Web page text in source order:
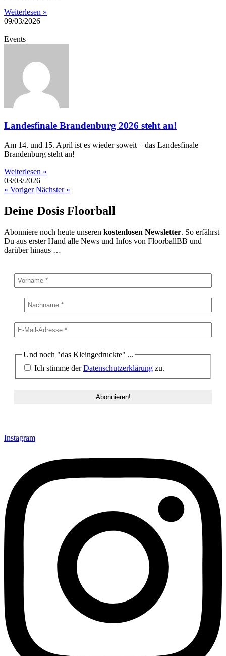
Weiterlesen »
09/03/2026
Events
Landesfinale Brandenburg 2026 steht an!
Am 14. und 15. April ist es wieder soweit – das Landesfinale
Brandenburg steht an!
Weiterlesen »
03/03/2026
« Voriger Nächster »
Deine Dosis Floorball
Abonniere noch heute unseren kostenlosen Newsletter. So erfährst
Du aus erster Hand alle News und Infos von FloorballBB und
darüber hinaus …
Und noch "das Kleingedruckte" ...
Ich stimme derDatenschutzerklärung zu.
Instagram